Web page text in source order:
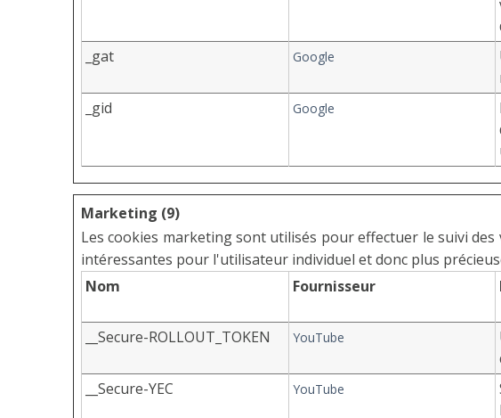
_gat Google
_gid Google
Marketing (9)
Les cookies marketing sont utilisés pour effectuer le suivi
intéressantes pour l'utilisateur individuel et donc plus
Nom
Fournisseur
__Secure-ROLLOUT_TOKEN YouTube
__Secure-YEC YouTube